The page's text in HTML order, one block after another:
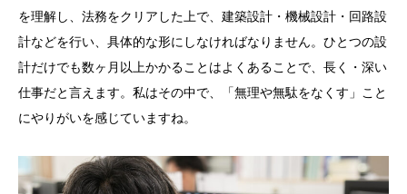
を理解し、法務をクリアした上で、建築設計・機械設計・回路設
計などを行い、具体的な形にしなければなりません。ひとつの設
計だけでも数ヶ月以上かかることはよくあることで、長く・深い
仕事だと言えます。私はその中で、「無理や無駄をなくす」こと
にやりがいを感じていますね。